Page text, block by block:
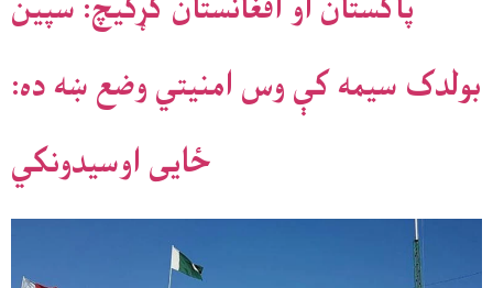
بولدک سیمه کې وس امنیتي وضع ښه ده:
ځایی اوسیدونکي